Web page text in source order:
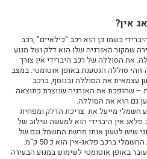
מובילים
אין?
כשמו כן הוא רכב "כילאיים" ,רכב
שמקור האנרגיה שלו הוא דלק ושל מנוע
את הסוללה של רכב היברידי אין צורך
זוהי סוללה הנטענת באופן אוטומטי. במצב
עצמאית את הסוללה ובנוסף, ברכב
– שהופכת את האנרגיה שנוצרת כתוצאה
גם הוא את הסוללה.
חשמלי מייעל את צריכת הדלק ומפחית
אין היברידי הוא למעשה שילוב של
שיש לטעון אותו מרשת החשמל וגם של
רכב היברידי. טווח הנסיעה של המנוע החשמלי ברכב פלאג-אין הוא כ 50 ק"מ.
באופן אוטומטי לשימוש במנוע הבעירה